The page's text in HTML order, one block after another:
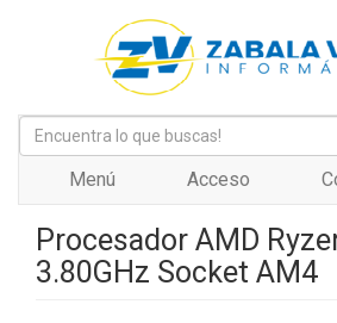
Menú Acceso
Procesador AMD
3.80GHz Socket AM4